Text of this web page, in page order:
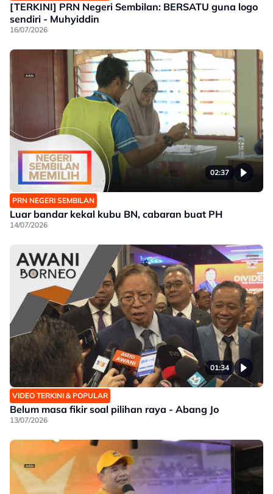
[TERKINI] PRN Negeri Sembilan: BERSATU guna logo
sendiri - Muhyiddin
16/07/2026
02:37
PRN NEGERI SEMBILAN
Luar bandar kekal kubu BN, cabaran buat PH
14/07/2026
01:34
VIDEO TERKINI & POPULAR
Belum masa fikir soal pilihan raya - Abang Jo
13/07/2026